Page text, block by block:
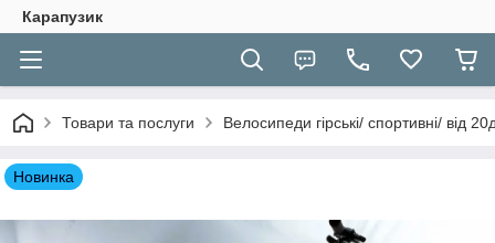
Карапузик
Товари та послуги Велосипеди гірські/ спортивні/ від
Новинка